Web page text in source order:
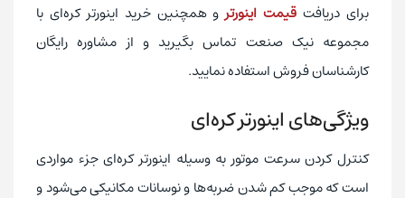
برای دریافت قیمت اینورترو همچنین خرید اینورتر کره‌ای با
مجموعه نیک صنعت تماس بگیرید و از مشاوره رایگان
کارشناسان فروش استفاده نمایید.
ویژگی‌های اینورتر کره‌ای
کنترل کردن سرعت موتور به وسیله اینورتر کره‌ای جزء مواردی
است که موجب کم شدن ضربه‌ها و نوسانات مکانیکی می‌شود و